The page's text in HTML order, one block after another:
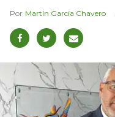
Martín García Chavero